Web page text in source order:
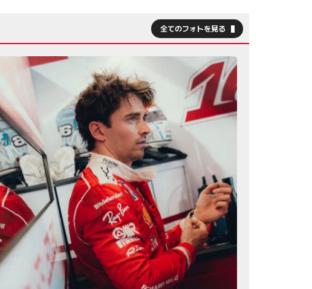
全てのフォトを見る